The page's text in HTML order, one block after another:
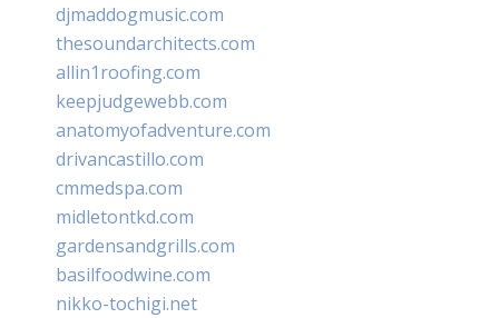
djmaddogmusic.com
thesoundarchitects.com
allin1roofing.com
keepjudgewebb.com
anatomyofadventure.com
drivancastillo.com
cmmedspa.com
midletontkd.com
gardensandgrills.com
basilfoodwine.com
nikko-tochigi.net